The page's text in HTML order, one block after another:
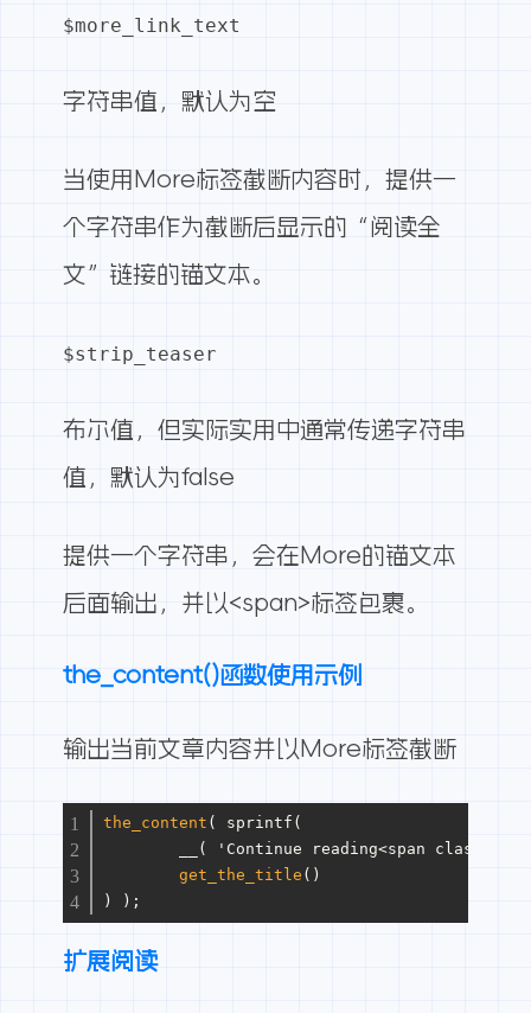
$more_link_text
字符串值，默认为空
当使用More标签截断内容时，提供一
个字符串作为截断后显示的“阅读全
文”链接的锚文本。
$strip_teaser
布尔值，但实际实用中通常传递字符串
值，默认为false
提供一个字符串，会在More的锚文本
后面输出，并以<span>标签包裹。
the_content()函数使用示例
输出当前文章内容并以More标签截断
the_content ( sprintf(
__( 'Continue reading<span
get_the_title ()
) );
扩展阅读